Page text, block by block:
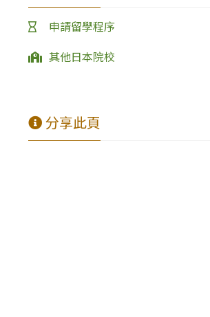
申請留學程序
其他日本院校
分享此頁